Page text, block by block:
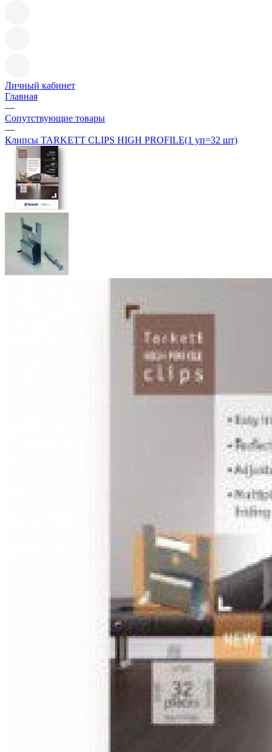
Личный кабинет
Главная
—
Сопутствующие товары
—
Клипсы TARKETT CLIPS HIGH PROFILE(1 уп=32 шт)